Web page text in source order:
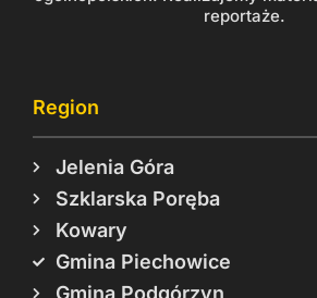
reportaże.
Region
Jelenia Góra
Szklarska Poręba
Kowary
Gmina Piechowice
Gmina Podgórzyn